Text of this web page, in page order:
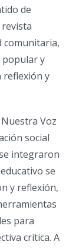
de
comunitaria,
popular y
reflexión y
Voz
social
integraron
se
y reflexión,
para
crítica. A